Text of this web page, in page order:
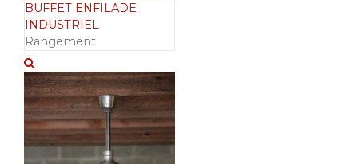
BUFFET ENFILADE
INDUSTRIEL
Rangement